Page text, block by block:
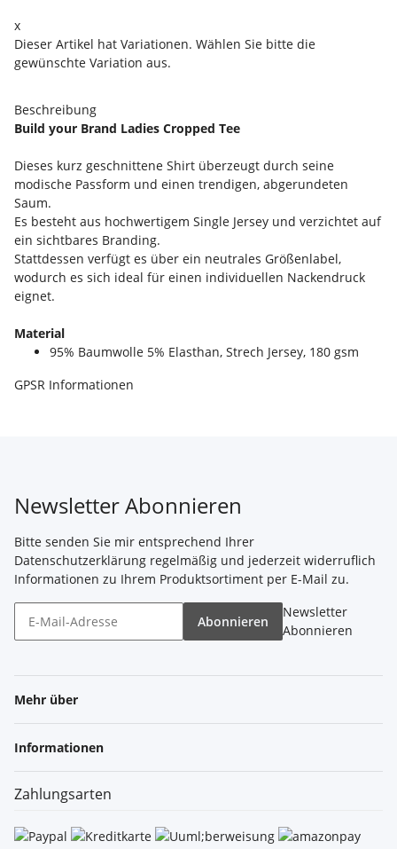
x
Dieser Artikel hat Variationen. Wählen Sie bitte die
gewünschte Variation aus.
Beschreibung
Build your Brand Ladies Cropped Tee
Dieses kurz geschnittene Shirt überzeugt durch seine
modische Passform und einen trendigen, abgerundeten
Saum.
Es besteht aus hochwertigem Single Jersey und verzichtet auf
ein sichtbares Branding.
Stattdessen verfügt es über ein neutrales Größenlabel,
wodurch es sich ideal für einen individuellen Nackendruck
eignet.
Material
95% Baumwolle 5% Elasthan, Strech Jersey, 180 gsm
GPSR Informationen
Newsletter Abonnieren
Bitte senden Sie mir entsprechend Ihrer
Datenschutzerklärung regelmäßig und jederzeit widerruflich
Informationen zu Ihrem Produktsortiment per E-Mail zu.
Abonnieren
Newsletter
Abonnieren
Mehr über
Informationen
Zahlungsarten